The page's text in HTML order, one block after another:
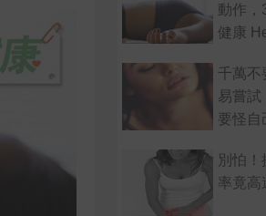
動作，
健康
千萬不
易嘗試
要怪自
別怕
率竟高